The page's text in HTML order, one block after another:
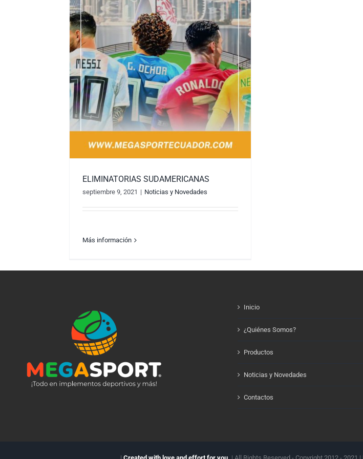
ELIMINATORIAS SUDAMERICANAS
septiembre 9, 2021 | Noticias y Novedades
Más información
Inicio
¿Quiénes Somos?
Productos
Noticias y Novedades
Contactos